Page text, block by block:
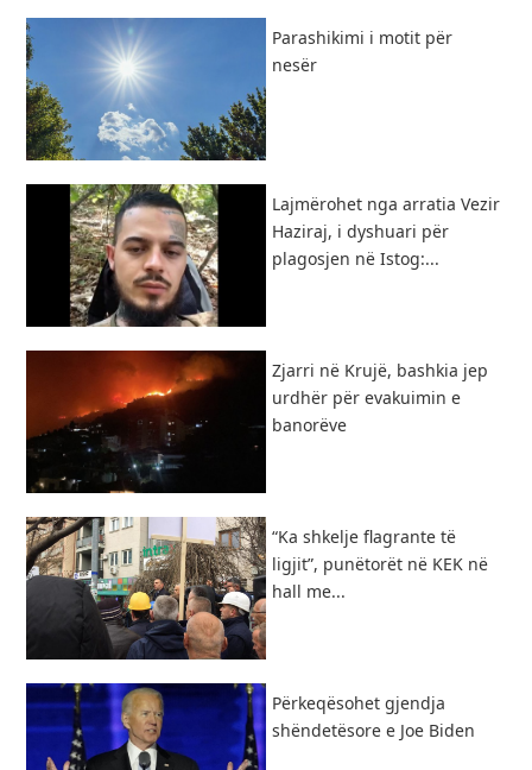
Parashikimi i motit për
nesër
Lajmërohet nga arratia Vezir
Haziraj, i dyshuari për
plagosjen në Istog:...
Zjarri në Krujë, bashkia jep
urdhër për evakuimin e
banorëve
“Ka shkelje flagrante të
ligjit”, punëtorët në KEK në
hall me...
Përkeqësohet gjendja
shëndetësore e Joe Biden